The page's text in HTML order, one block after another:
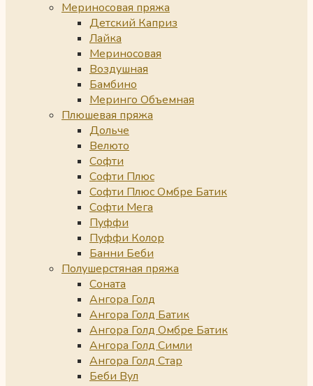
Мериносовая пряжа
Детский Каприз
Лайка
Мериносовая
Воздушная
Бамбино
Меринго Объемная
Плюшевая пряжа
Дольче
Велюто
Софти
Софти Плюс
Софти Плюс Омбре Батик
Софти Мега
Пуффи
Пуффи Колор
Банни Беби
Полушерстяная пряжа
Соната
Ангора Голд
Ангора Голд Батик
Ангора Голд Омбре Батик
Ангора Голд Симли
Ангора Голд Стар
Беби Вул